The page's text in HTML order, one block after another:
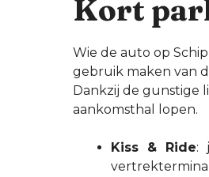
Kort
Wie de auto op
gebruik maken van
Dankzij de gunstige
aankomsthal lopen.
Kiss & Ride: